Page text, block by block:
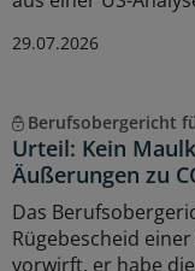
29.07.2026
Berufsobergericht
Urteil: Kein
Äußerungen zu
Das
Rügebescheid
vorwirft, er habe